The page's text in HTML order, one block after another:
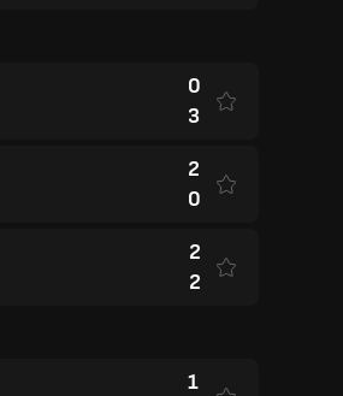
0
3
2
0
2
2
1